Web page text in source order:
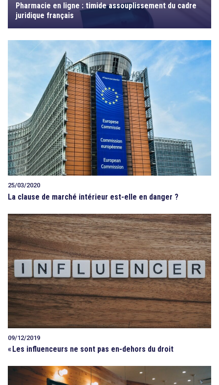
Pharmacie en ligne : timide assouplissement du cadre
juridique français
25/03/2020
La clause de marché intérieur est-elle en danger ?
09/12/2019
« Les influenceurs ne sont pas en-dehors du droit